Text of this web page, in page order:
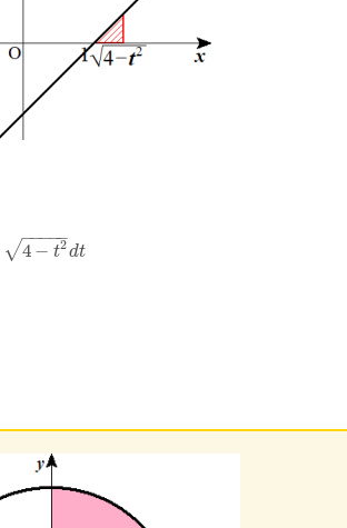
4 − t2
− −
−−−
√ dt